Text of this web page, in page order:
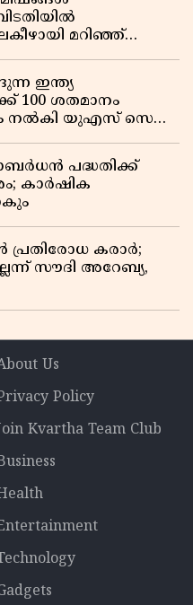
മറിഞ്ഞ്
ഇന്ത്യ
100 ശതമാനം
നൽകി യുഎസ് സെനറ്റ്
പദ്ധതിക്ക്
കാർഷിക
പ്രതിരോധ കരാർ;
സൗദി അറേബ്യ,
Us
Policy
Kvartha Team Club